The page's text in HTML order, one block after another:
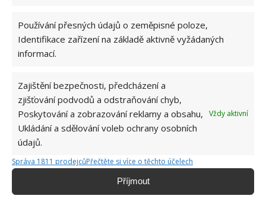
Používání přesných údajů o zeměpisné poloze,
Identifikace zařízení na základě aktivně vyžádaných
informací.
Zajištění bezpečnosti, předcházení a
zjišťování podvodů a odstraňování chyb,
Poskytování a zobrazování reklamy a obsahu,
Ukládání a sdělování voleb ochrany osobních
údajů.
Vždy aktivní
Správa 1811 prodejcůPřečtěte si více o těchto účelech
Příjmout
Fotografie: DuProprio
Podkroví
V nejvyšším patře nemovitosti se nachází velké velký
pokoj, z něhož je nádherný výhled do okolí. Za
zmínku také stojí, že tato nemovitost je obklopena
vzrostlými stromy a množstvím zeleně. Obyvatelé